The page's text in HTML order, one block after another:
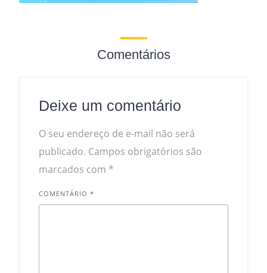
Comentários
Deixe um comentário
O seu endereço de e-mail não será
publicado. Campos obrigatórios são
marcados com *
COMENTÁRIO *